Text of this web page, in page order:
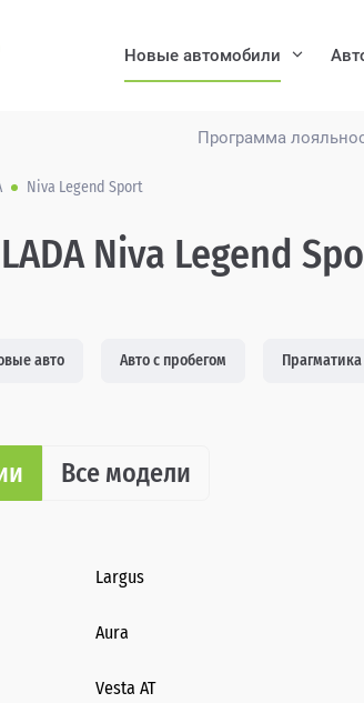
Программа
Новые автомобили
Niva Legend Sport
Niva Legend
авто Авто с пробегом
Все модели
Largus
Aura
Vesta AT